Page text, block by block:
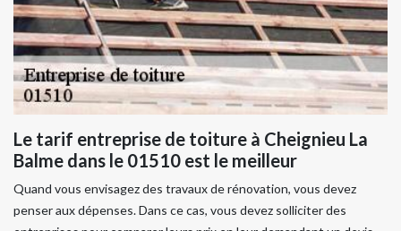
Le tarif entreprise de toiture à Cheignieu La
Balme dans le 01510 est le meilleur
Quand vous envisagez des travaux de rénovation, vous devez
penser aux dépenses. Dans ce cas, vous devez solliciter des